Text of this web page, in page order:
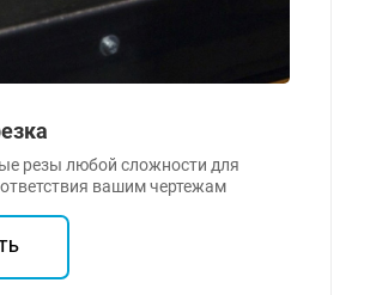
резы любой сложности для
вашим чертежам